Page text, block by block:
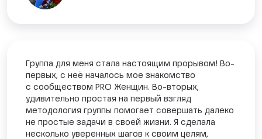
Группа для меня стала настоящим прорывом! Во-
первых, с неё началось мое знакомство
с сообществом PRO Женщин. Во-вторых,
удивительно простая на первый взгляд
методология группы помогает совершать далеко
не простые задачи в своей жизни. Я сделала
несколько уверенных шагов к своим целям,